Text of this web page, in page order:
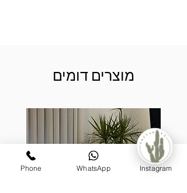
מוצרים דומים
Phone WhatsApp Instagram